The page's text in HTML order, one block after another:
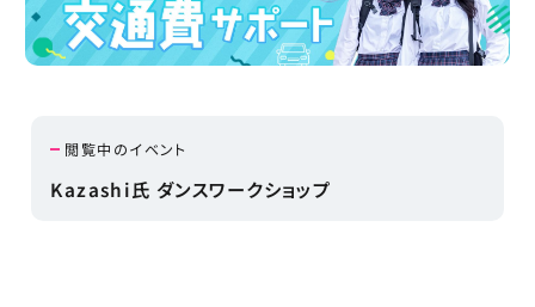
閲覧中のイベント
Kazashi氏 ダンスワークショップ